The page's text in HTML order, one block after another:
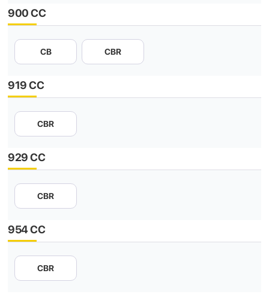
900 CC
CB CBR
919 CC
CBR
929 CC
CBR
954 CC
CBR